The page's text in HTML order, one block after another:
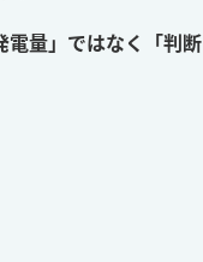
電量」ではなく「判断